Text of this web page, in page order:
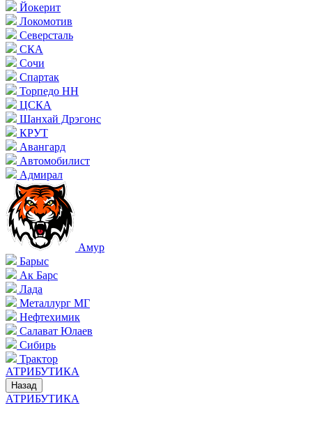
Йокерит
Локомотив
Северсталь
СКА
Сочи
Спартак
Торпедо НН
ЦСКА
Шанхай Дрэгонс
КРУТ
Авангард
Автомобилист
Адмирал
Амур
Барыс
Ак Барс
Лада
Металлург МГ
Нефтехимик
Салават Юлаев
Сибирь
Трактор
АТРИБУТИКА
Назад
АТРИБУТИКА